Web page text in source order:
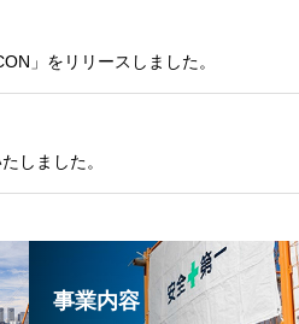
」をリリースしました。
しました。
事業内容